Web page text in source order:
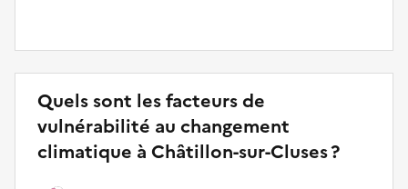
Quels sont les facteurs de
vulnérabilité au changement
climatique à Châtillon-sur-Cluses ?